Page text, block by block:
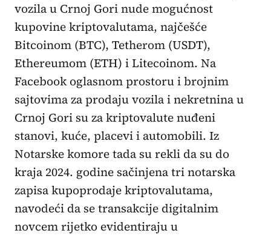
vozila u Crnoj Gori nude mogućnost
kupovine kriptovalutama, najčešće
Bitcoinom (BTC), Tetherom (USDT),
Ethereumom (ETH) i Litecoinom. Na
Facebook oglasnom prostoru i brojnim
sajtovima za prodaju vozila i nekretnina u
Crnoj Gori su za kriptovalute nuđeni
stanovi, kuće, placevi i automobili. Iz
Notarske komore tada su rekli da su do
kraja 2024. godine sačinjena tri notarska
zapisa kupoprodaje kriptovalutama,
navodeći da se transakcije digitalnim
novcem rijetko evidentiraju u